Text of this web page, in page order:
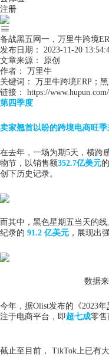
注册
备战黑五网一，万里牛跨境
发布日期：
2023-11-20
文章来源：
原创
作者：
万里牛
关键词：
万里牛跨境ERP；
链接：
https://
第四季度
卖家翘首以盼的跨境电商旺季
在去年，一场为期5天，横跨
物节，以销售额352.7亿美元
创下历史记录。
而其中，黑色星期五当天的
纪录的 91.2 亿美元 ，展现出
数据
今年，据Olist发布的《2023年
注于电商平台，即超七成零售
截止至目前， TikTok上已有